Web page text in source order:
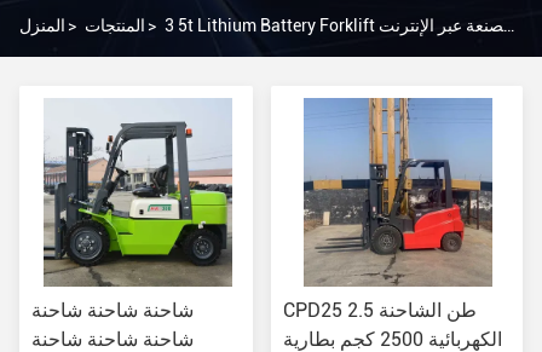
المنزل > المنتجات > 3 5t Lithium Battery Forklift الشركة المصنعة عبر الإنترنت
شاحنة شاحنة شاحنة
شاحنة شاحنة شاحنة
CPD25 2.5 طن الشاحنة
الكهربائية 2500 كجم بطارية